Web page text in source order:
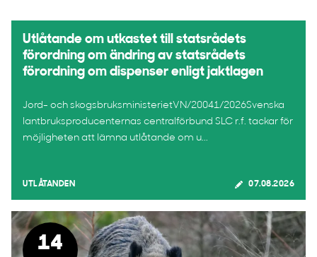
Utlåtande om utkastet till statsrådets
förordning om ändring av statsrådets
förordning om dispenser enligt jaktlagen
Jord- och skogsbruksministerietVN/20041/2026Svenska
lantbruksproducenternas centralförbund SLC r.f. tackar för
möjligheten att lämna utlåtande om u...
UTLÅTANDEN 07.08.2026
14